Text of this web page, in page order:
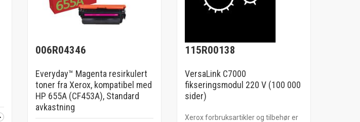
006R04346
Everyday™ Magenta resirkulert
toner fra Xerox, kompatibel med
HP 655A (CF453A), Standard
avkastning
115R00138
VersaLink C7000
fikseringsmodul 220 V (100 000
sider)
Xerox forbruksartikler og tilbehør er